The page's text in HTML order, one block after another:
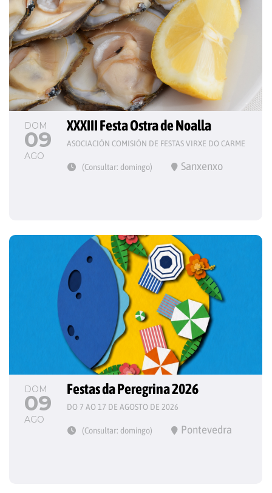
DOM
09
AGO
XXXIII Festa Ostra de Noalla
ASOCIACIÓN COMISIÓN DE FESTAS VIRXE DO CARME
(Consultar: domingo) Sanxenxo
DOM
09
AGO
Festas da Peregrina 2026
DO 7 AO 17 DE AGOSTO DE 2026
(Consultar: domingo) Pontevedra